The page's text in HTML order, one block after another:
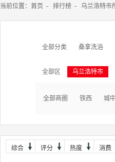
当前位置： 首页 - 排行榜 - 乌兰浩特市
全部分类 桑拿洗浴
全部区 乌兰浩特市
全部商圈 铁西 城
综合 评分 热度 消费